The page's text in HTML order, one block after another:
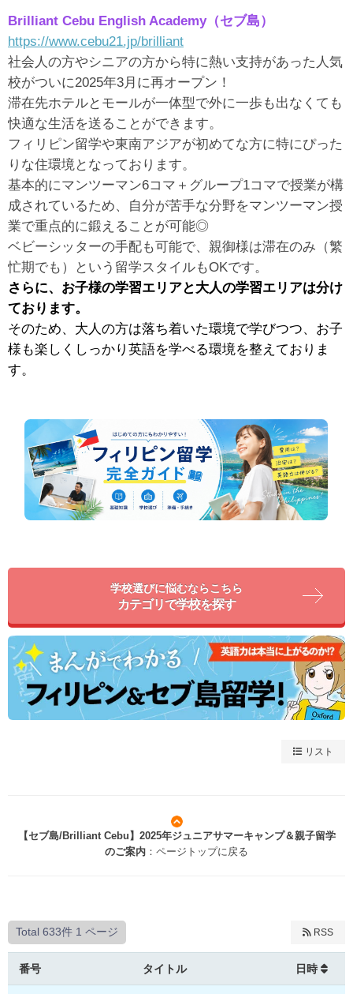
Brilliant Cebu English Academy（セブ島）
https://www.cebu21.jp/brilliant
社会人の方やシニアの方から特に熱い支持があった人気
校がついに2025年3月に再オープン！
滞在先ホテルとモールが一体型で外に一歩も出なくても
快適な生活を送ることができます。
フィリピン留学や東南アジアが初めてな方に特にぴった
りな住環境となっております。
基本的にマンツーマン6コマ＋グループ1コマで授業が構
成されているため、自分が苦手な分野をマンツーマン授
業で重点的に鍛えることが可能◎
ベビーシッターの手配も可能で、親御様は滞在のみ（繁
忙期でも）という留学スタイルもOKです。
さらに、お子様の学習エリアと大人の学習エリアは分け
ております。
そのため、大人の方は落ち着いた環境で学びつつ、お子
様も楽しくしっかり英語を学べる環境を整えておりま
す。
学校選びに悩むならこちら
カテゴリで学校を探す
リスト
【セブ島/Brilliant Cebu】2025年ジュニアサマーキャンプ＆親子留学
のご案内 ：ページトップに戻る
Total 633件 1 ページ RSS
番号 タイトル 日時